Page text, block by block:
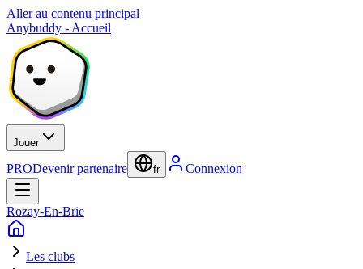
Aller au contenu principal
Anybuddy - Accueil
Jouer
PRODevenir partenaire fr Connexion
Rozay-En-Brie
Les clubs